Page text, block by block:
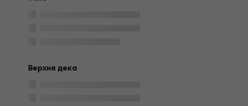
Верхня дека